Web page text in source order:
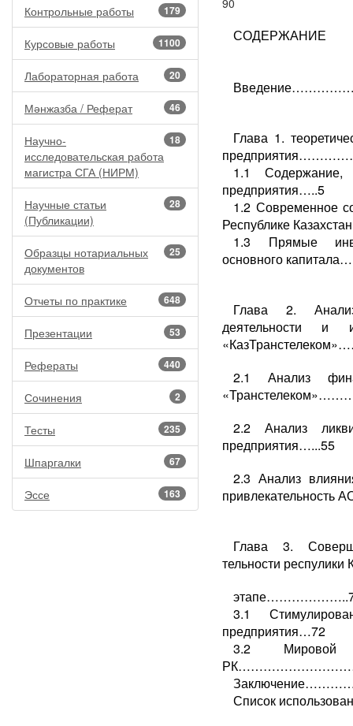
179
Контрольные работы
1100
Курсовые работы
20
Лабораторная работа
46
Мәнжазба / Реферат
18
Научно-
исследовательская работа
магистра СГА (НИРМ)
28
Научные статьи
(Публикации)
25
Образцы нотариальных
документов
648
Отчеты по практике
53
Презентации
440
Рефераты
2
Сочинения
235
Тесты
67
Шпаргалки
163
Эссе
90
СОДЕРЖАНИЕ
Глава 1.
1.1 Содержание,
предприятия…..5
1.2 Современное
Республике
1.3 Прямые
основного
Глава 2.
деятельности и
2.1 Анализ
2.2 Анализ
предприятия…...55
2.3 Анализ
привлекательность
Глава 3.
тельности
3.1
предприятия…72
3.2
Список